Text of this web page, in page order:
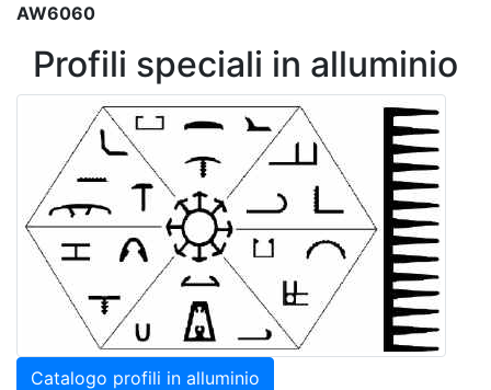
AW6060
Profili speciali in alluminio
Catalogo profili in alluminio